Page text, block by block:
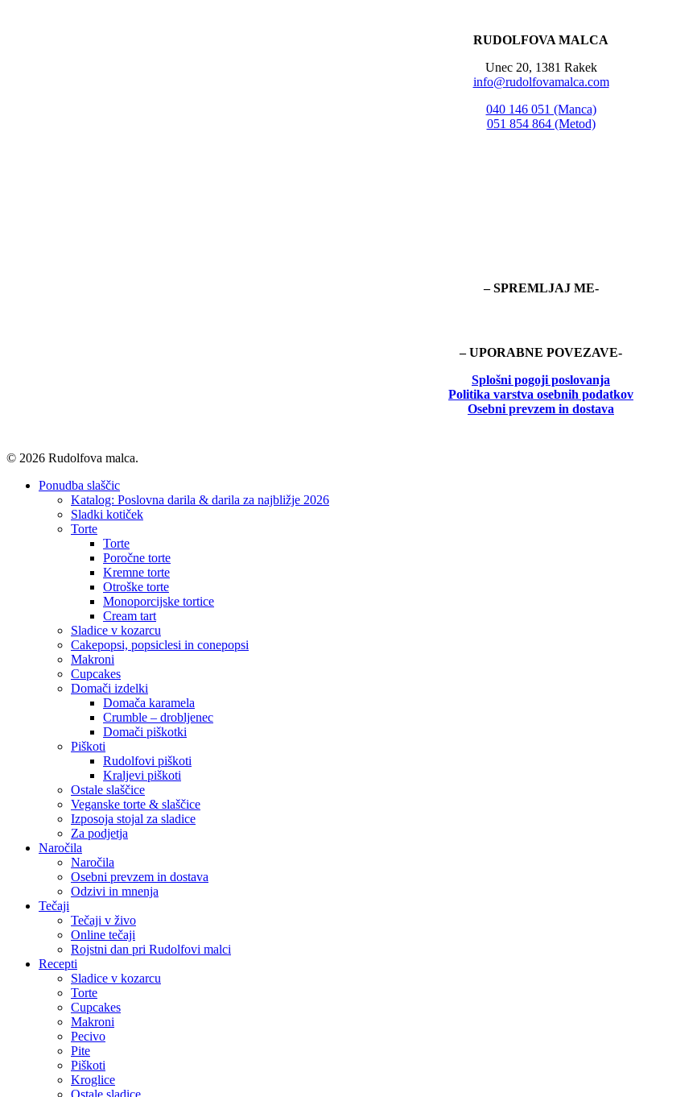
RUDOLFOVA MALCA
Unec 20, 1381 Rakek
info@rudolfovamalca.com
040 146 051 (Manca)
051 854 864 (Metod)
– SPREMLJAJ ME-
– UPORABNE POVEZAVE-
Splošni pogoji poslovanja
Politika varstva osebnih podatkov
Osebni prevzem in dostava
© 2026 Rudolfova malca.
Close
Ponudba slaščic
Katalog: Poslovna darila & darila za najbližje 2026
Sladki kotiček
Torte
Torte
Poročne torte
Kremne torte
Otroške torte
Monoporcijske tortice
Cream tart
Sladice v kozarcu
Cakepopsi, popsiclesi in conepopsi
Makroni
Cupcakes
Domači izdelki
Domača karamela
Crumble – drobljenec
Domači piškotki
Piškoti
Rudolfovi piškoti
Kraljevi piškoti
Ostale slaščice
Veganske torte & slaščice
Izposoja stojal za sladice
Za podjetja
Naročila
Naročila
Osebni prevzem in dostava
Odzivi in mnenja
Tečaji
Tečaji v živo
Online tečaji
Rojstni dan pri Rudolfovi malci
Recepti
Sladice v kozarcu
Torte
Cupcakes
Makroni
Pecivo
Pite
Piškoti
Kroglice
Ostale sladice